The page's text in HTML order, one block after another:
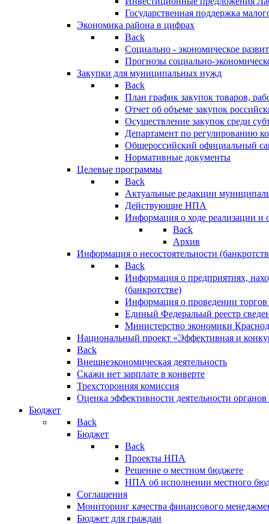
Государственная поддержка
Экономика района в цифрах
Back
Социально - экономическое
Прогнозы социально-
Закупки для муниципальных нужд
Back
План график закупок товаров,
Отчет об объеме закупок
Осуществление закупок среди
Департамент по регулированию
Общероссийский официальный
Нормативные документы
Целевые программы
Back
Актуальные редакции
Действующие НПА
Информация о ходе реализации
Back
Архив
Информация о несостоятельности
Back
Информация о предприятиях,
(банкротстве)
Информация о проведении
Единый Федеральый реестр
Министерство экономики
Национальный проект «Эффективная и
Back
Внешнеэкономическая деятельность
Скажи нет зарплате в конверте
Трехсторонняя комиссия
Оценка эффективности деятельности
Бюджет
Back
Бюджет
Back
Проекты НПА
Решение о местном бюджете
НПА об исполнении местного
Соглашения
Мониторинг качества финансового
Бюджет для граждан